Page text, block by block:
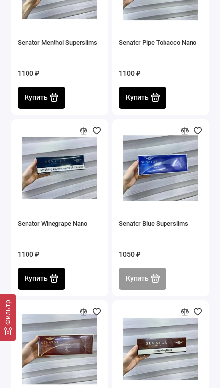
Фильтр
Senator Menthol Superslims
1100 ₽
Купить
Senator Pipe Tobacco Nano
1100 ₽
Купить
Senator Winegrape Nano
1100 ₽
Купить
Senator Blue Superslims
1050 ₽
Купить